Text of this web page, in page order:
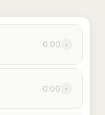
0:00 ›
0:00 ›